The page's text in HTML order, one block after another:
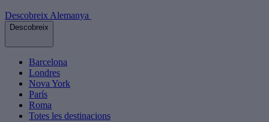
Descobreix Alemanya
Descobreix
Barcelona
Londres
Nova York
París
Roma
Totes les destinacions